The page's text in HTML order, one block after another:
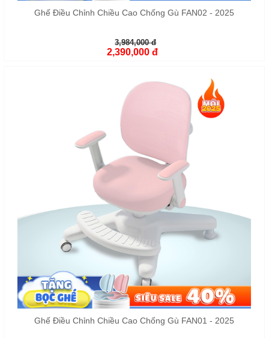
Ghế Điều Chỉnh Chiều Cao Chống Gù FAN02 - 2025
3,984,000 đ
2,390,000 đ
Ghế Điều Chỉnh Chiều Cao Chống Gù FAN01 - 2025